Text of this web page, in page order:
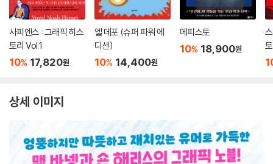
사피엔스 : 그래픽 히스
토리 Vol.1
10% 17,820원
엘 데포 (슈퍼 파워 에
디션)
10% 14,400원
메피스토
10% 18,900원
상세 이미지